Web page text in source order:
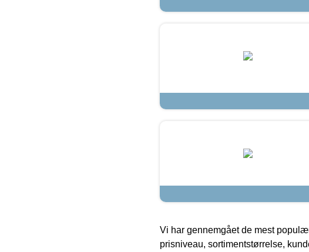
Vi har gennemgået de mest
prisniveau, sortimentstørrelse,